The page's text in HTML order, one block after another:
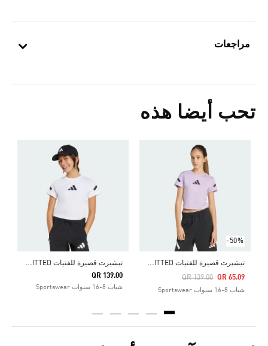
مراجعات
تحب أيضا هذه
-50%
ت
يشيرت قصيرة للفتيات ADIDAS Z.N.E. FITTED
QR 139.00 QR 65.09
شباب 8-16 سنوات Sportswear
ت
يشيرت قصيرة للفتيات ADIDAS Z.N.E. FITTED
QR 139.00
شباب 8-16 سنوات Sportswear